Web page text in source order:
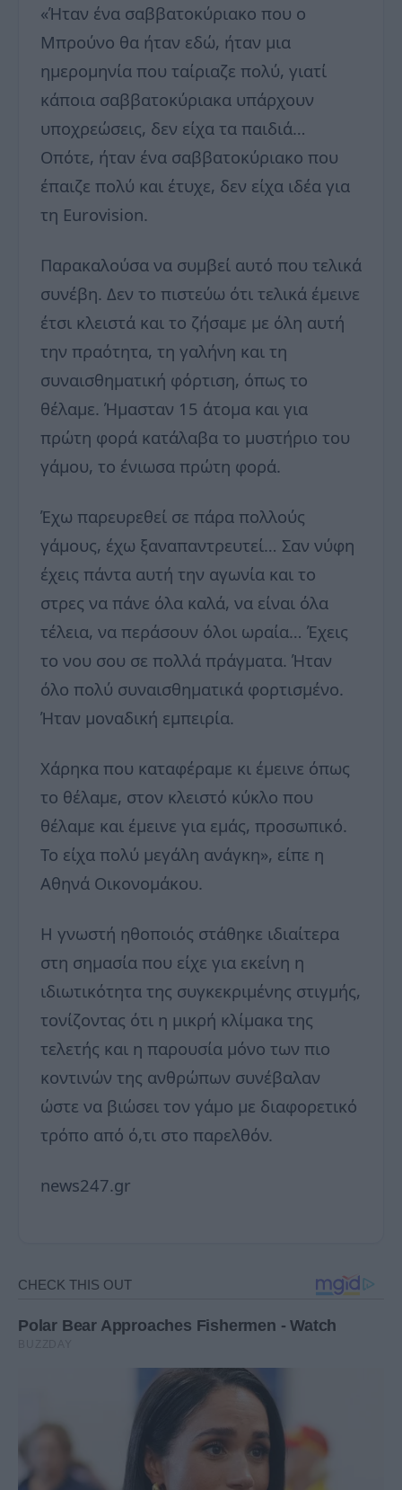
«Ήταν ένα σαββατοκύριακο που ο
Μπρούνο θα ήταν εδώ, ήταν μια
ημερομηνία που ταίριαζε πολύ, γιατί
κάποια σαββατοκύριακα υπάρχουν
υποχρεώσεις, δεν είχα τα παιδιά…
Οπότε, ήταν ένα σαββατοκύριακο που
έπαιζε πολύ και έτυχε, δεν είχα ιδέα για
τη Eurovision.
Παρακαλούσα να συμβεί αυτό που τελικά
συνέβη. Δεν το πιστεύω ότι τελικά έμεινε
έτσι κλειστά και το ζήσαμε με όλη αυτή
την πραότητα, τη γαλήνη και τη
συναισθηματική φόρτιση, όπως το
θέλαμε. Ήμασταν 15 άτομα και για
πρώτη φορά κατάλαβα το μυστήριο του
γάμου, το ένιωσα πρώτη φορά.
Έχω παρευρεθεί σε πάρα πολλούς
γάμους, έχω ξαναπαντρευτεί… Σαν νύφη
έχεις πάντα αυτή την αγωνία και το
στρες να πάνε όλα καλά, να είναι όλα
τέλεια, να περάσουν όλοι ωραία… Έχεις
το νου σου σε πολλά πράγματα. Ήταν
όλο πολύ συναισθηματικά φορτισμένο.
Ήταν μοναδική εμπειρία.
Χάρηκα που καταφέραμε κι έμεινε όπως
το θέλαμε, στον κλειστό κύκλο που
θέλαμε και έμεινε για εμάς, προσωπικό.
Το είχα πολύ μεγάλη ανάγκη», είπε η
Αθηνά Οικονομάκου.
Η γνωστή ηθοποιός στάθηκε ιδιαίτερα
στη σημασία που είχε για εκείνη η
ιδιωτικότητα της συγκεκριμένης στιγμής,
τονίζοντας ότι η μικρή κλίμακα της
τελετής και η παρουσία μόνο των πιο
κοντινών της ανθρώπων συνέβαλαν
ώστε να βιώσει τον γάμο με διαφορετικό
τρόπο από ό,τι στο παρελθόν.
news247.gr